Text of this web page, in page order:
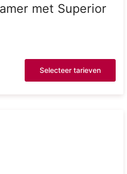
met Superior
Selecteer tarieven